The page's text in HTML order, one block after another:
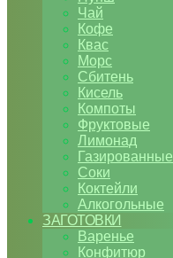
Чай
Кофе
Квас
Морс
Сбитень
Кисель
Компоты
Фруктовые
Лимонад
Газированные
Соки
Коктейли
Алкогольные
ЗАГОТОВКИ
Варенье
Конфитюр